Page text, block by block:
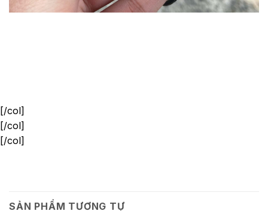
[/col]
[/col]
[/col]
SẢN PHẨM TƯƠNG TỰ